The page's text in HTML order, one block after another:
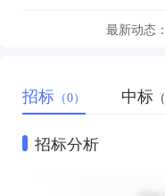
最新动态：
招标 （0） 中标
招标分析